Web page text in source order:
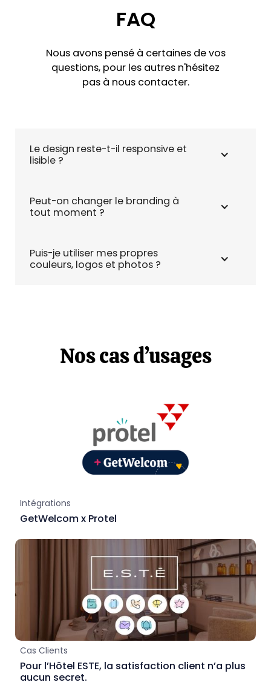
FAQ
Nous avons pensé à certaines de vos
questions, pour les autres n'hésitez
pas à nous contacter.
Le design reste-t-il responsive et
lisible ?
Peut-on changer le branding à
tout moment ?
Puis-je utiliser mes propres
couleurs, logos et photos ?
Nos cas d’usages
Intégrations
GetWelcom x Protel
Cas Clients
Pour l’Hôtel ESTE, la satisfaction client n’a plus
aucun secret.